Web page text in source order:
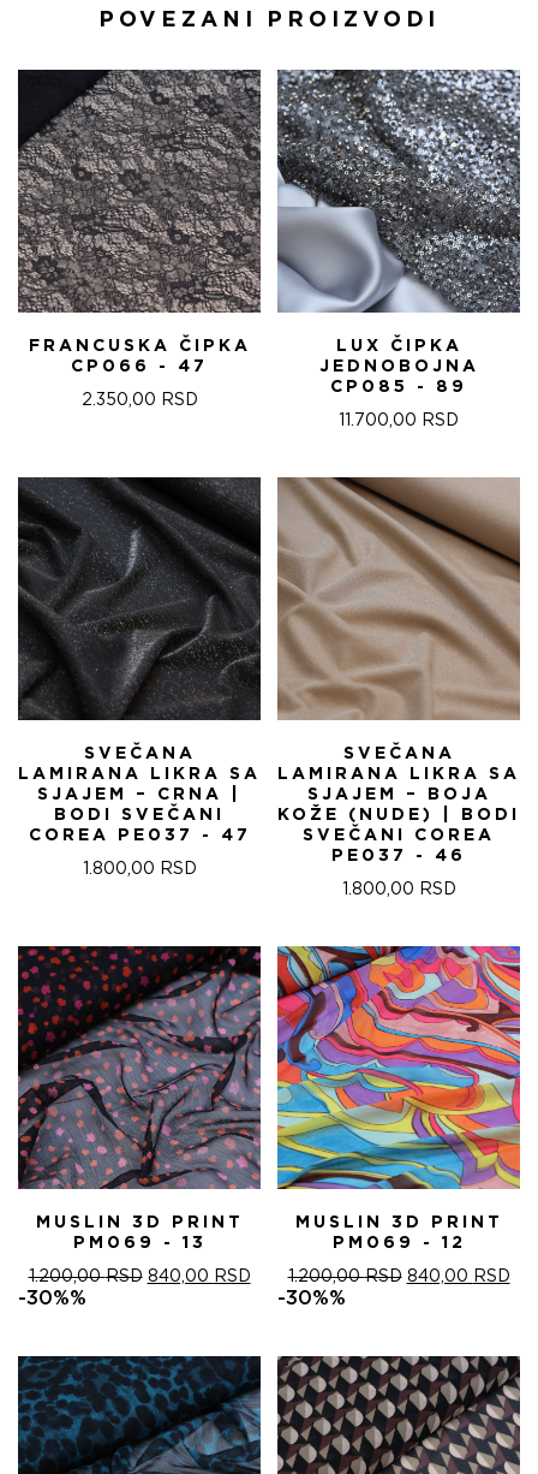
POVEZANI PROIZVODI
FRANCUSKA ČIPKA
CP066 - 47
2.350,00 RSD
LUX ČIPKA
JEDNOBOJNA
CP085 - 89
11.700,00 RSD
SVEČANA
LAMIRANA LIKRA SA
SJAJEM – CRNA |
BODI SVEČANI
COREA PE037 - 47
1.800,00 RSD
SVEČANA
LAMIRANA LIKRA SA
SJAJEM – BOJA
KOŽE (NUDE) | BODI
SVEČANI COREA
PE037 - 46
1.800,00 RSD
MUSLIN 3D PRINT
PM069 - 13
1.200,00RSD ОРИГИНАЛНА
1.200,00 RSD.
840,00 RSDТРЕНУТНА
ЦЕНА
-30%%
MUSLIN 3D PRINT
PM069 - 12
1.200,00RSD ОРИГИНАЛНА
1.200,00 RSD.
840,00 RSD
-30%%